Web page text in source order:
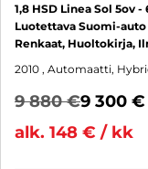
1,8 HSD Linea Sol 5ov
Luotettava Suomi-
Renkaat, Huoltokirja,
2010 , Automaatti,
9 880 €9 300 €
alk. 148 € / kk